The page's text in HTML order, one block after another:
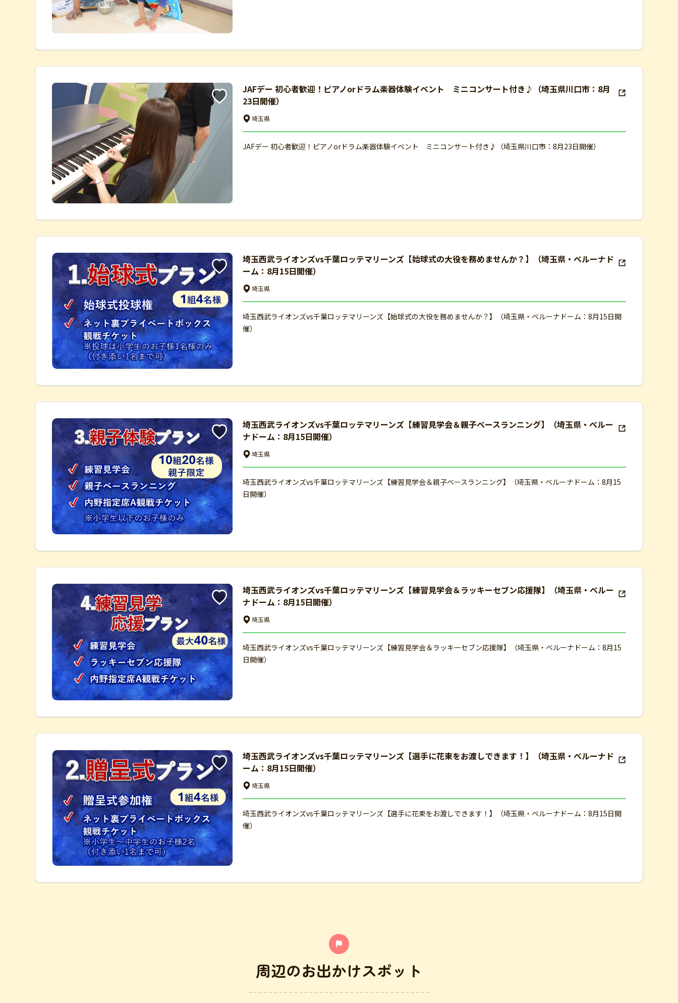
JAFデー 初心者歓迎！ピアノorドラム楽器体験イベント ミニコンサート付き♪（埼玉県川口市：8月
23日開催）
埼玉県
JAFデー 初心者歓迎！ピアノorドラム楽器体験イベント ミニコンサート付き♪（埼玉県川口市：8月23日開催）
埼玉西武ライオンズvs千葉ロッテマリーンズ【始球式の大役を務めませんか？】（埼玉県・ベルーナド
ーム：8月15日開催）
埼玉県
埼玉西武ライオンズvs千葉ロッテマリーンズ【始球式の大役を務めませんか？】（埼玉県・ベルーナドーム：8月15日開
催）
埼玉西武ライオンズvs千葉ロッテマリーンズ【練習見学会＆親子ベースランニング】（埼玉県・ベルー
ナドーム：8月15日開催）
埼玉県
埼玉西武ライオンズvs千葉ロッテマリーンズ【練習見学会＆親子ベースランニング】（埼玉県・ベルーナドーム：8月15
日開催）
埼玉西武ライオンズvs千葉ロッテマリーンズ【練習見学会＆ラッキーセブン応援隊】（埼玉県・ベルー
ナドーム：8月15日開催）
埼玉県
埼玉西武ライオンズvs千葉ロッテマリーンズ【練習見学会＆ラッキーセブン応援隊】（埼玉県・ベルーナドーム：8月15
日開催）
埼玉西武ライオンズvs千葉ロッテマリーンズ【選手に花束をお渡しできます！】（埼玉県・ベルーナド
ーム：8月15日開催）
埼玉県
埼玉西武ライオンズvs千葉ロッテマリーンズ【選手に花束をお渡しできます！】（埼玉県・ベルーナドーム：8月15日開
催）
周辺のお出かけスポット